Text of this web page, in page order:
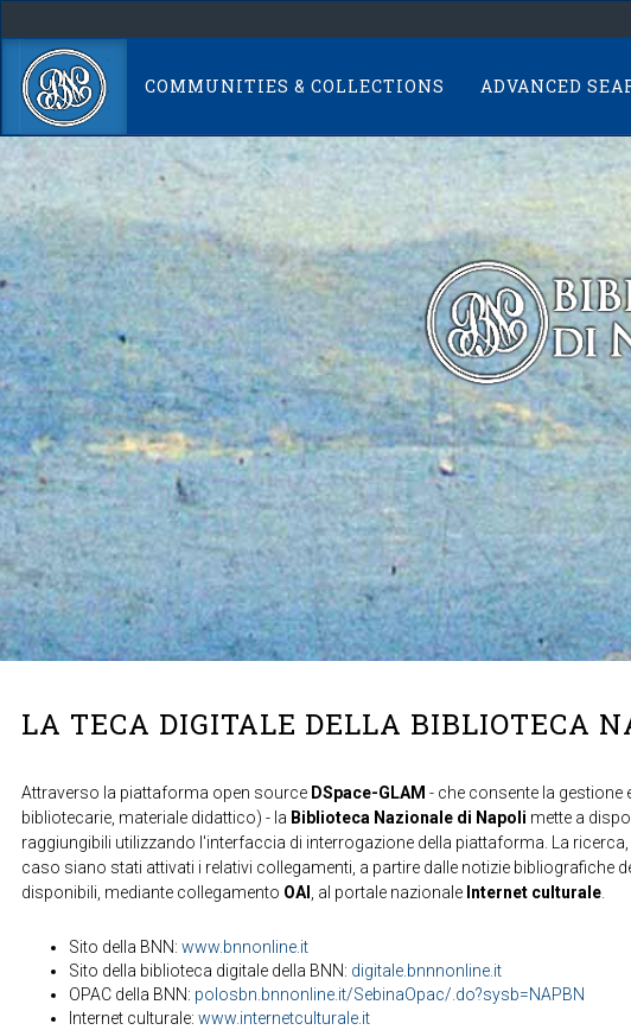
navigation
COMMUNITIES & COLLECTIONS ADVANCED
LA TECA DIGITALE DELLA BIBLIOTECA
Attraverso la piattaforma open source DSpace-GLAM - che consente la
bibliotecarie, materiale didattico) - la Biblioteca Nazionale di Napoli mette a
raggiungibili utilizzando l'interfaccia di interrogazione della piattaforma. La
caso siano stati attivati i relativi collegamenti, a partire dalle notizie bibliografiche
disponibili, mediante collegamento OAI , al portale nazionale Internet culturale.
Sito della BNN: www.bnnonline.it
Sito della biblioteca digitale della BNN: digitale.bnnnonline.it
OPAC della BNN: polosbn.bnnonline.it/SebinaOpac/.do?sysb=NAPBN
Internet culturale: www.internetculturale.it